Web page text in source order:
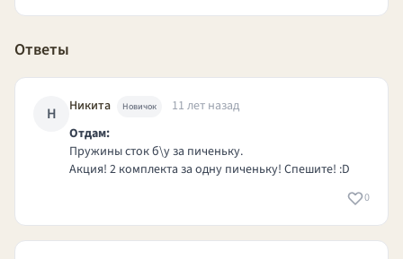
Ответы
Н Никита Новичок
11 лет назад
Отдам:
Пружины сток б\у за пиченьку.
Акция! 2 комплекта за одну пиченьку! Спешите! :D
0